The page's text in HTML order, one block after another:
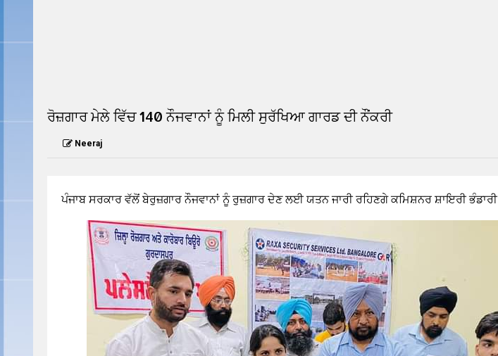
ਰੋਜ਼ਗਾਰ ਮੇਲੇ ਵਿੱਚ 140 ਨੌਜਵਾਨਾਂ ਨੂੰ ਮਿਲੀ ਸੁਰੱਖਿਆ ਗਾਰਡ ਦੀ ਨੌਂਕਰੀ
Neeraj
ਪੰਜਾਬ ਸਰਕਾਰ ਵੱਲੋਂ ਬੇਰੁਜ਼ਗਾਰ ਨੌਜਵਾਨਾਂ ਨੂੰ ਰੁਜ਼ਗਾਰ ਦੇਣ ਲਈ ਯਤਨ ਜਾਰੀ ਰਹਿਣਗੇ ਕਮਿਸ਼ਨਰ ਸ਼ਾਇਰੀ ਭੰਡਾਰੀ